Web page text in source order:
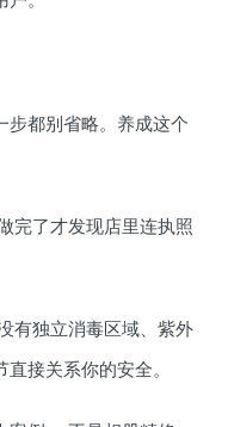
步都别省略。养成这个
完了才发现店里连执照
有独立消毒区域、紫外
接关系你的安全。